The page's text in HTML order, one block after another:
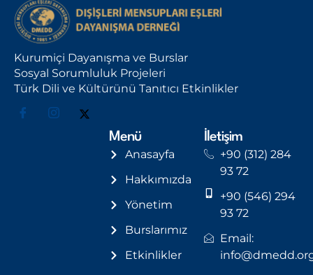
Kurumiçi Dayanışma ve Burslar
Sosyal Sorumluluk Projeleri
Türk Dili ve Kültürünü Tanıtıcı Etkinlikler
Menü
Anasayfa
Hakkımızda
Yönetim
Burslarımız
Etkinlikler
İletişim
+90 (312) 284
93 72
+90 (546) 294
93 72
Email: